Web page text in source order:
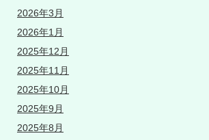
2026年3月
2026年1月
2025年12月
2025年11月
2025年10月
2025年9月
2025年8月